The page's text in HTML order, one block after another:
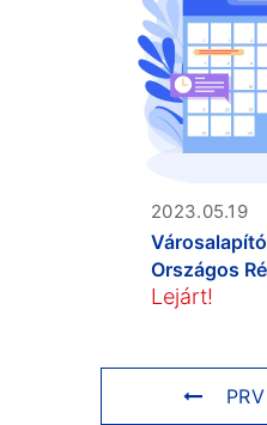
2023.05.19
Országos
Lejárt!